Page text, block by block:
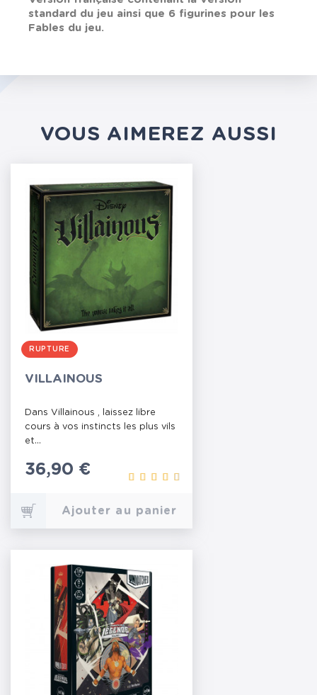
standard du jeu ainsi que 6 figurines pour les
Fables du jeu.
VOUS AIMEREZ AUSSI
RUPTURE
VILLAINOUS
Dans Villainous , laissez libre
cours à vos instincts les plus vils
et...
Prix
36,90 €
Ajouter au panier